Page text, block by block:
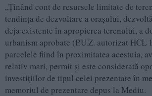
„Ținând cont de resursele limitate de
tendința de dezvoltare a orașului,
deja existente în apropierea terenului, a
urbanism aprobate (P.U.Z. autorizat HCL
parcelele fiind în proximitatea acestuia,
relativ mari, permit și este considerată
investițiilor de tipul celei prezentate în
memoriul de prezentare depus la Mediu.